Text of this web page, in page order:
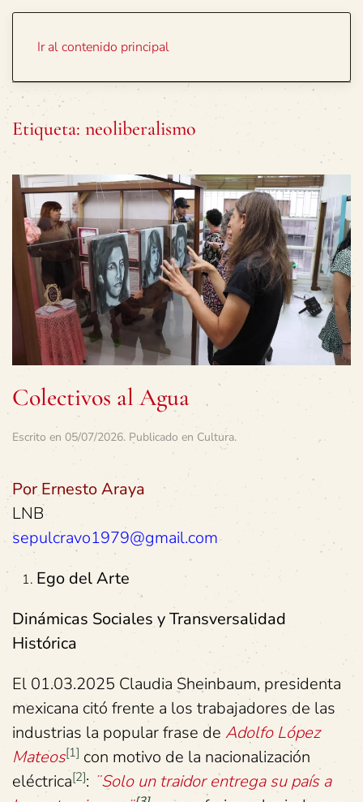
Ir al contenido principal
Etiqueta: neoliberalismo
Colectivos al Agua
Escrito en 05/07/2026. Publicado en Cultura.
Por Ernesto Araya
LNB
sepulcravo1979@gmail.com
Ego del Arte
Dinámicas Sociales y Transversalidad
Histórica
El 01.03.2025 Claudia Sheinbaum, presidenta
mexicana citó frente a los trabajadores de las
industrias la popular frase de Adolfo López
Mateos[1] con motivo de la nacionalización
eléctrica[2]: ¨Solo un traidor entrega su país a